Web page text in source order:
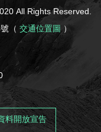
All Rights Reserved.
（ 交通位置圖 ）
料開放宣告